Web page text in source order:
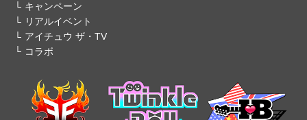
キャンペーン
リアルイベント
アイチュウ ザ・TV
コラボ